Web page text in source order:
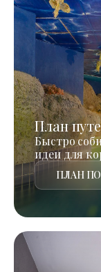
План
Быстро
идеи для
ПЛАН